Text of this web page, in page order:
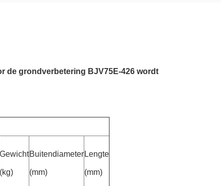
de grondverbetering BJV75E-426 wordt
Gewicht
(kg)
Buitendiameter
(mm)
Lengte
(mm)